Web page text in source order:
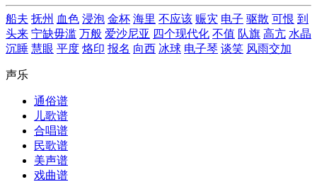
船夫 抚州 血色 浸泡 金杯 海里 不应该 赈灾 电子 驱散 可恨 到
头来 宁缺毋滥 万般 爱沙尼亚 四个现代化 不值 队旗 高亢 水晶
沉睡 慧眼 平度 烙印 报名 向西 冰球 电子琴 谈笑 风雨交加
声乐
通俗谱
儿歌谱
合唱谱
民歌谱
美声谱
戏曲谱